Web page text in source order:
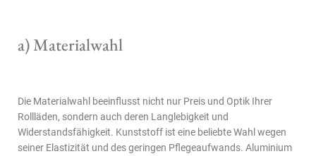
a) Materialwahl
Die Materialwahl beeinflusst nicht nur Preis und Optik Ihrer
Rollläden, sondern auch deren Langlebigkeit und
Widerstandsfähigkeit. Kunststoff ist eine beliebte Wahl wegen
seiner Elastizität und des geringen Pflegeaufwands. Aluminium